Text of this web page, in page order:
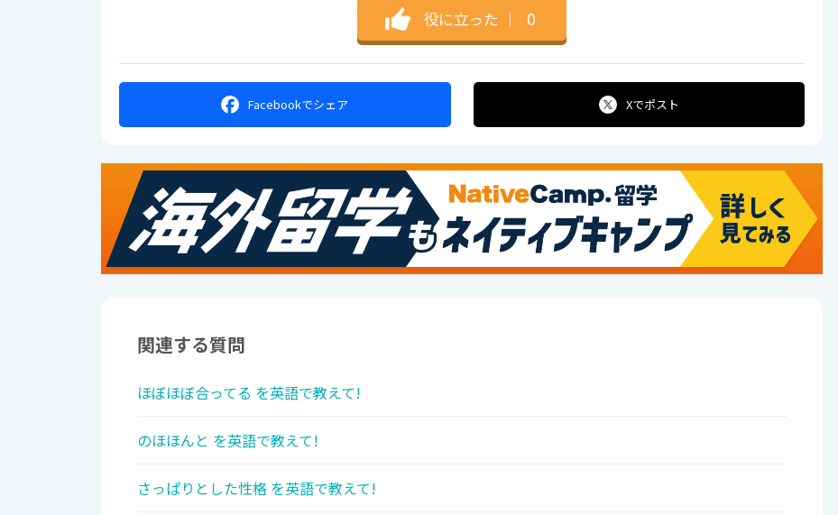
役に立った ｜ 0
Facebookでシェア Xでポスト
関連する質問
ほぼほぼ合ってる を英語で教えて!
のほほんと を英語で教えて!
さっぱりとした性格 を英語で教えて!